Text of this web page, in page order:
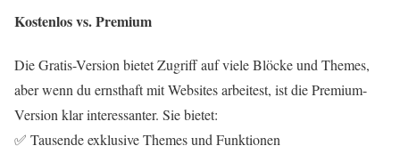
Kostenlos vs. Premium
Die Gratis-Version bietet Zugriff auf viele Blöcke und Themes,
aber wenn du ernsthaft mit Websites arbeitest, ist die Premium-
Version klar interessanter. Sie bietet:
✅ Tausende exklusive Themes und Funktionen